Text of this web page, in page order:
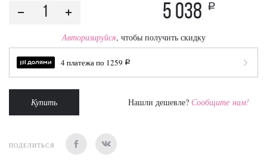
5 038 a
Авторизируйся, чтобы получить скидку
4 платежа по 1259 a
Купить Нашли дешевле? Сообщите нам!
ПОДЕЛИТЬСЯ